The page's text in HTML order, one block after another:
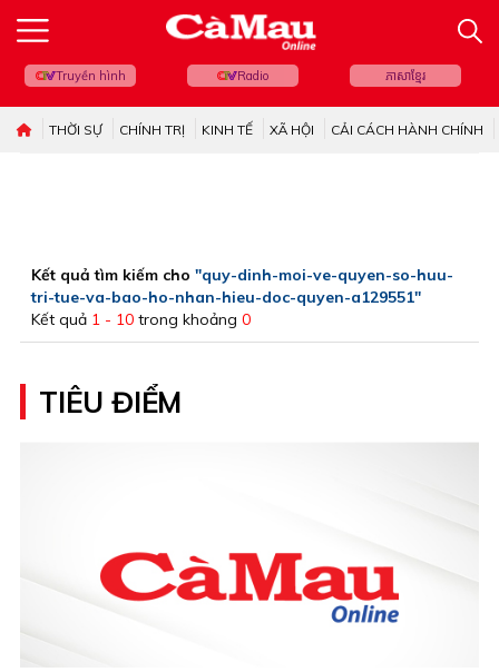
Truyền hình Radio ភាសាខ្មែរ
THỜI SỰ CHÍNH TRỊ KINH TẾ XÃ HỘI CẢI CÁCH HÀNH CHÍNH
Kết quả tìm kiếm cho "quy-dinh-moi-ve-quyen-so-huu-
tri-tue-va-bao-ho-nhan-hieu-doc-quyen-a129551"
Kết quả 1 - 10 trong khoảng 0
TIÊU ĐIỂM